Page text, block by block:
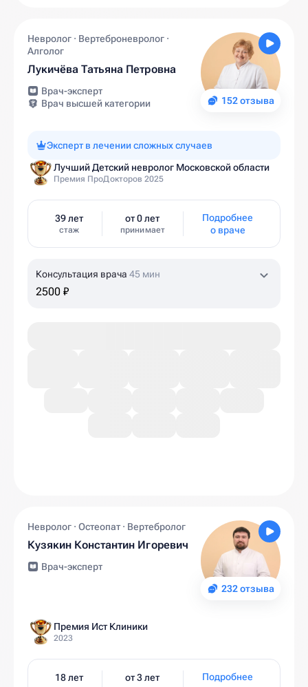
152 отзыва
Невролог · Вертеброневролог ·
Алголог
Лукичёва Татьяна Петровна
Врач-эксперт
Врач высшей категории
Эксперт в лечении сложных случаев
Лучший Детский невролог Московской области
Премия ПроДокторов 2025
39 лет
стаж
от 0 лет
принимает
Подробнее
о враче
Консультация врача 45 мин
2500 ₽
232 отзыва
Невролог · Остеопат · Вертебролог
Кузякин Константин Игоревич
Врач-эксперт
Премия Ист Клиники
2023
18 лет от 3 лет
Подробнее